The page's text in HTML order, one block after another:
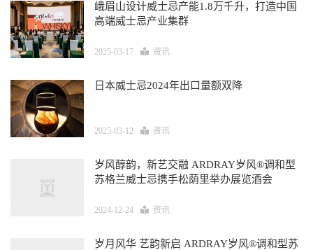
峨眉山设计威士忌产能1.8万千升，打造中国
高端威士忌产业集群
2025-03-17 资讯
日本威士忌2024年出口量额双降
2025-03-12 资讯
岁风醇韵，新艺交融 ARDRAY岁风®调和型
苏格兰威士忌携手松荫里举办展览酒会
2024-12-24 资讯
岁月风华 艺韵新启 ARDRAY岁风®调和型苏